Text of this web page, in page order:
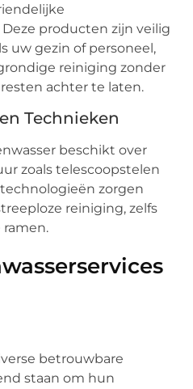
producten zijn veilig
uw gezin of personeel,
reiniging zonder
achter te laten.
Technieken
beschikt over
zoals telescoopstelen
zorgen
reiniging, zelfs
betrouwbare
staan om hun